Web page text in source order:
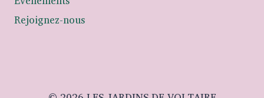
Rejoignez-nous